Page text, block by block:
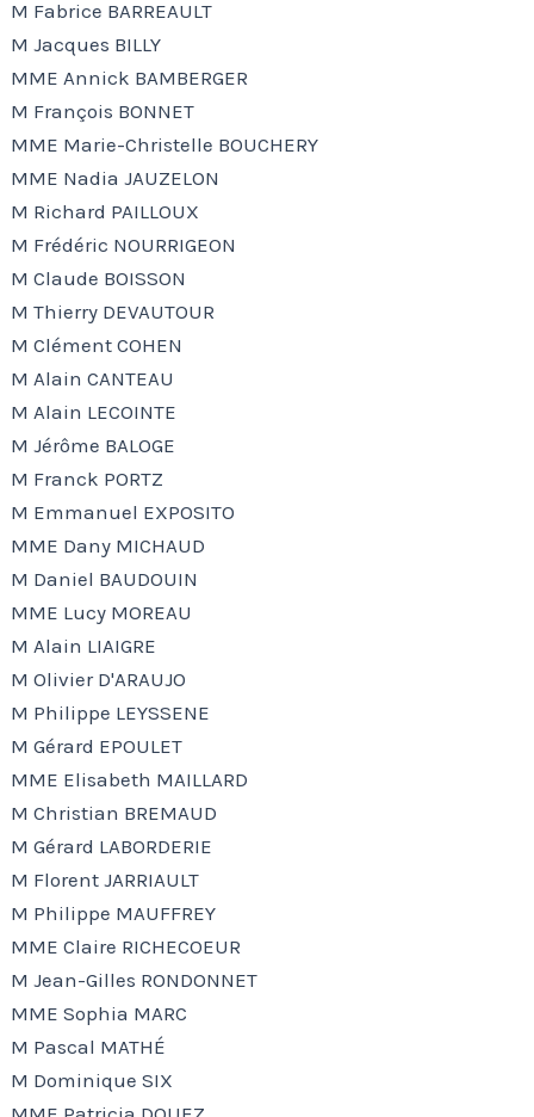
M Fabrice BARREAULT
M Jacques BILLY
MME Annick BAMBERGER
M François BONNET
MME Marie-Christelle BOUCHERY
MME Nadia JAUZELON
M Richard PAILLOUX
M Frédéric NOURRIGEON
M Claude BOISSON
M Thierry DEVAUTOUR
M Clément COHEN
M Alain CANTEAU
M Alain LECOINTE
M Jérôme BALOGE
M Franck PORTZ
M Emmanuel EXPOSITO
MME Dany MICHAUD
M Daniel BAUDOUIN
MME Lucy MOREAU
M Alain LIAIGRE
M Olivier D'ARAUJO
M Philippe LEYSSENE
M Gérard EPOULET
MME Elisabeth MAILLARD
M Christian BREMAUD
M Gérard LABORDERIE
M Florent JARRIAULT
M Philippe MAUFFREY
MME Claire RICHECOEUR
M Jean-Gilles RONDONNET
MME Sophia MARC
M Pascal MATHÉ
M Dominique SIX